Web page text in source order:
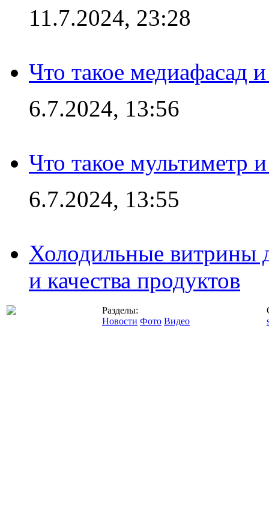
11.7.2024, 23:28
Что такое медиафасад
6.7.2024, 13:56
Что такое мультиметр
6.7.2024, 13:55
Холодильные витрины
и качества продуктов
Разделы:
Новости Фото Видео